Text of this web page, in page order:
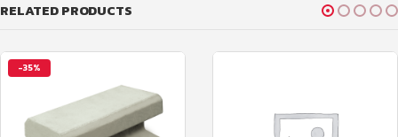
RELATED PRODUCTS
-35%